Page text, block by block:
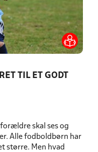
TIL ET GODT
skal ses og
Alle fodboldbørn har
større. Men hvad